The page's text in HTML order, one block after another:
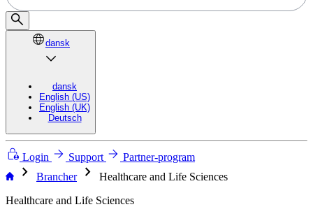
dansk
dansk
English (US)
English (UK)
Deutsch
Login Support Partner-program
chevron_right Brancher chevron_right
Healthcare and Life Sciences
Healthcare and Life Sciences